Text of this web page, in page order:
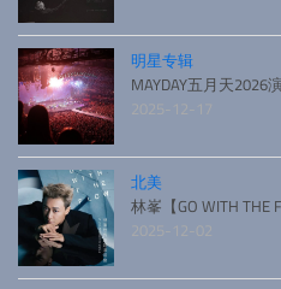
明星专辑
MAYDAY五月天2026
2025-12-17
北美
林峯【GO WITH THE
2025-12-02